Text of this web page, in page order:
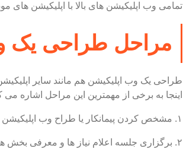
تمامی وب اپلیکیشن های بالا با اپلیکیشن های
مراحل طراحی یک
طراحی یک وب اپلیکیشن هم مانند سایر
اینجا به برخی از مهمترین این مراحل اشاره می
۱. مشخص کردن پیمانکار یا طراح وب اپلیکیشن
۲. برگزاری جلسه اعلام نیاز ها و معرفی بخش های مختلف طرح